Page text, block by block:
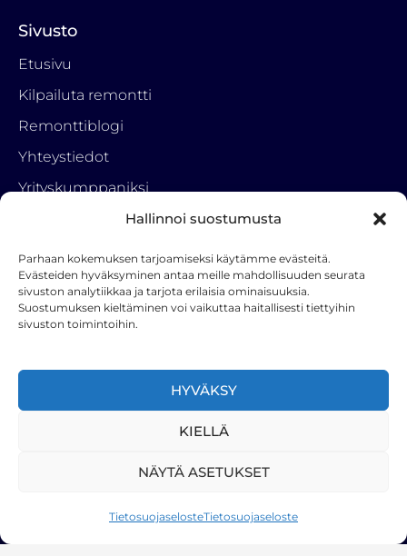
Hallinnoi suostumusta
Parhaan kokemuksen tarjoamiseksi käytämme evästeitä.
Evästeiden hyväksyminen antaa meille mahdollisuuden seurata
sivuston analytiikkaa ja tarjota erilaisia ominaisuuksia.
Suostumuksen kieltäminen voi vaikuttaa haitallisesti tiettyihin
sivuston toimintoihin.
HYVÄKSY
KIELLÄ
NÄYTÄ ASETUKSET
TietosuojaselosteTietosuojaseloste
Sivusto
Etusivu
Kilpailuta remontti
Remonttiblogi
Yhteystiedot
Yrityskumppaniksi
Ota yhteyttä
RemonttiParkki
info(a)hstoy.fi
F
Remonttiparkki 2025